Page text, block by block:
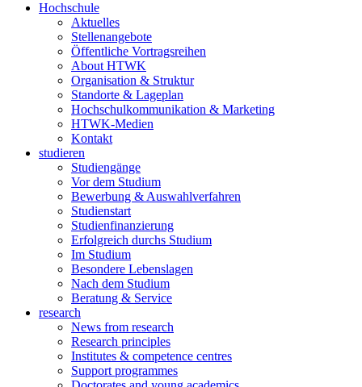
Hochschule
Aktuelles
Stellenangebote
Öffentliche Vortragsreihen
About HTWK
Organisation & Struktur
Standorte & Lageplan
Hochschulkommunikation & Marketing
HTWK-Medien
Kontakt
studieren
Studiengänge
Vor dem Studium
Bewerbung & Auswahlverfahren
Studienstart
Studienfinanzierung
Erfolgreich durchs Studium
Im Studium
Besondere Lebenslagen
Nach dem Studium
Beratung & Service
research
News from research
Research principles
Institutes & competence centres
Support programmes